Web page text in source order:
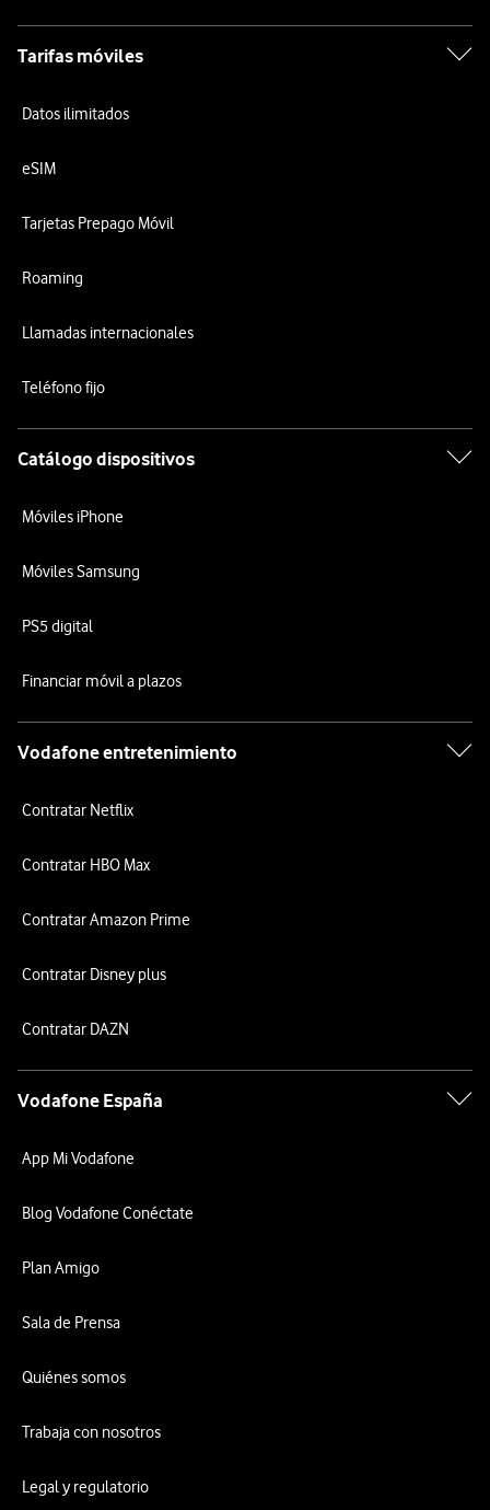
Tarifas móviles
Datos ilimitados
eSIM
Tarjetas Prepago Móvil
Roaming
Llamadas internacionales
Teléfono fijo
Catálogo dispositivos
Móviles iPhone
Móviles Samsung
PS5 digital
Financiar móvil a plazos
Vodafone entretenimiento
Contratar Netflix
Contratar HBO Max
Contratar Amazon Prime
Contratar Disney plus
Contratar DAZN
Vodafone España
App Mi Vodafone
Blog Vodafone Conéctate
Plan Amigo
Sala de Prensa
Quiénes somos
Trabaja con nosotros
Legal y regulatorio